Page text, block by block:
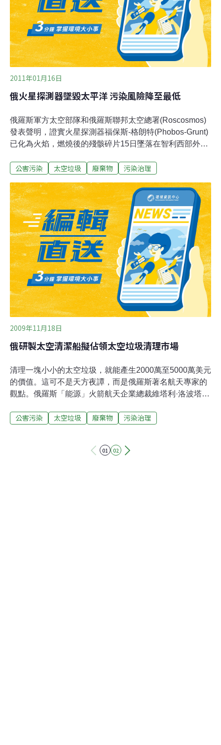
射的一枚彈道導彈摧毀了一顆廢棄的氣象衛星，令多達15
萬件碎片散落在超過１公里的太空軌道上。兩年後，一枚
失靈的衛星與一枚仍在工作的衛星在地球軌道上相撞，產
生了更多的太空碎片。太空垃圾研究負責人
2011年01月16日
俄火星探測器墜毀太平洋 污染風險降至最低
俄羅斯軍方太空部隊和俄羅斯聯邦太空總署(Roscosmos)
發表聲明，證實火星探測器福保斯-格朗特(Phobos-Grunt)
已化為火焰，燃燒後的殘骸碎片15日墜落在智利西部外海
(Wellington)西方1,250公里處。俄羅斯軍方太空部隊發言
威治時間17點45分(台灣時間16日凌晨1點45分)墜落海
中。不過俄羅斯新聞社(Ria Novosti)引述俄羅斯彈道專家
說，福保斯-格朗特的殘骸散落在地表更廣大的地區，範圍
遠至大西洋地區，並涵蓋巴西的領域，表示殘骸墜落區的
中心地點是巴西的戈阿斯省(Goias)。這艘造價1億7千萬美
元的探測器，承載了11公噸的有毒燃料，是有史以來墜毀
至地球的最重且最毒太空碎片之一。不過太空官員和專家
表示，由於探測器上的有毒燃料以及大部份結構，已
公害污染 太空垃圾 廢棄物 污染治理
2009年11月18日
俄研製太空清潔船擬佔領太空垃圾清理市場
清理一塊小小的太空垃圾，就能產生2000萬至5000萬美元
的價值。這可不是天方夜譚，而是俄羅斯著名航天專家的
觀點。俄羅斯「能源」火箭航天企業總裁維塔利·洛波塔預
元，該企業正在研製一種核動力太空清潔船，以解決日益
專家們已繪製出太空清潔船構想圖。這種太空清潔船由核
公害污染 太空垃圾 廢棄物 污染治理
01 02